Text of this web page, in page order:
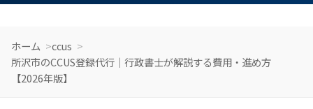
ホーム
ccus
所沢市のCCUS登録代行｜行政書士が解説する費用・進め方
【2026年版】